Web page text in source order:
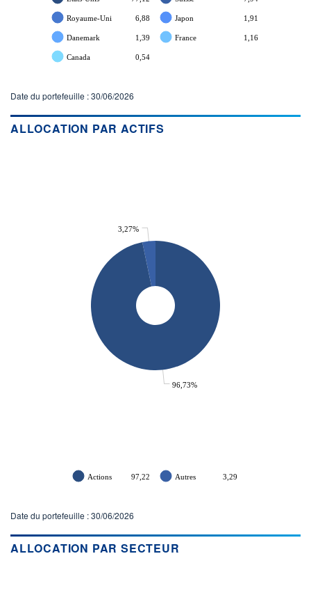
Royaume-Uni 6,88 Japon 1,91
Danemark 1,39 France 1,16
Canada 0,54
Date du portefeuille : 30/06/2026
ALLOCATION PAR ACTIFS
96,73%
3,27%
Actions 97,22 Autres 3,29
Date du portefeuille : 30/06/2026
ALLOCATION PAR SECTEUR